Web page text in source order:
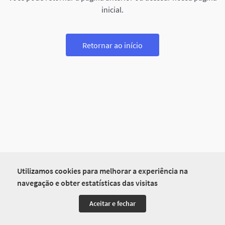
Utilizamos cookies para melhorar a experiência na
navegação e obter estatísticas das visitas
Aceitar e fechar
inicial.
Retornar ao início